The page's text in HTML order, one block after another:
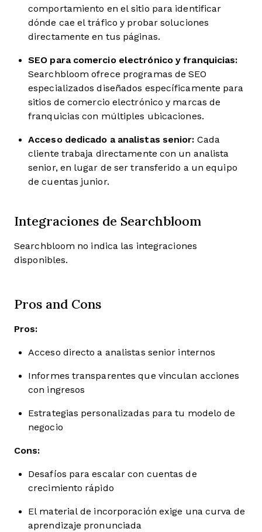
comportamiento en el sitio para identificar
dónde cae el tráfico y probar soluciones
directamente en tus páginas.
SEO para comercio electrónico y franquicias:
Searchbloom ofrece programas de SEO
especializados diseñados específicamente para
sitios de comercio electrónico y marcas de
franquicias con múltiples ubicaciones.
Acceso dedicado a analistas senior: Cada
cliente trabaja directamente con un analista
senior, en lugar de ser transferido a un equipo
de cuentas junior.
Integraciones de Searchbloom
Searchbloom no indica las integraciones
disponibles.
Pros and Cons
Pros:
Acceso directo a analistas senior internos
Informes transparentes que vinculan acciones
con ingresos
Estrategias personalizadas para tu modelo de
negocio
Cons:
Desafíos para escalar con cuentas de
crecimiento rápido
El material de incorporación exige una curva de
aprendizaje pronunciada